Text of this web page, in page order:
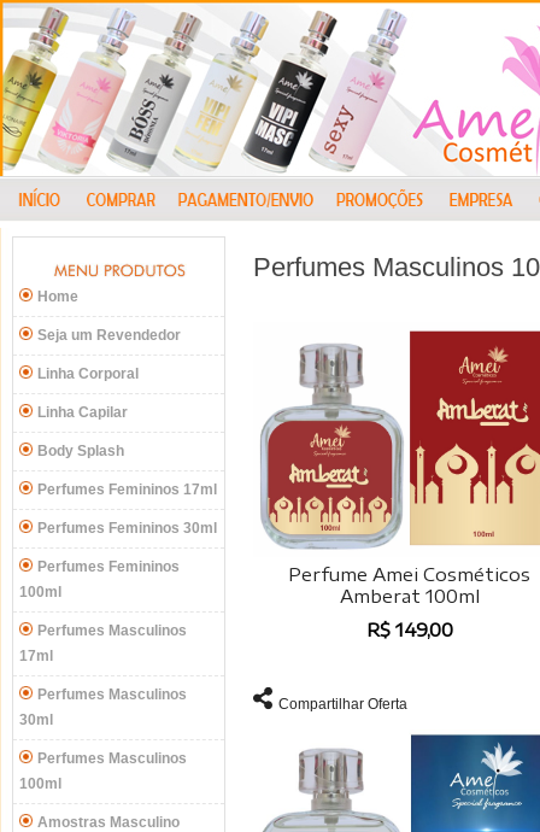
Home
Seja um Revendedor
Linha Corporal
Linha Capilar
Body Splash
Perfumes Femininos 17ml
Perfumes Femininos 30ml
Perfumes Femininos
100ml
Perfumes Masculinos
17ml
Perfumes Masculinos
30ml
Perfumes Masculinos
100ml
Amostras Masculino
Perfumes Masculinos
Perfume Amei Cosméticos
Amberat 100ml
R$ 149,00
Compartilhar Oferta